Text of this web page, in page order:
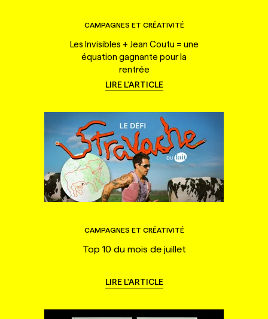
CAMPAGNES ET CRÉATIVITÉ
Les Invisibles + Jean Coutu = une
équation gagnante pour la
rentrée
LIRE L'ARTICLE
CAMPAGNES ET CRÉATIVITÉ
Top 10 du mois de juillet
LIRE L'ARTICLE